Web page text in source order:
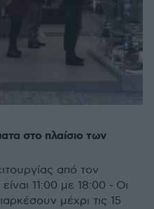
στο πλαίσιο των
από τον
11:00 με 18:00 - Οι
μέχρι τις 15